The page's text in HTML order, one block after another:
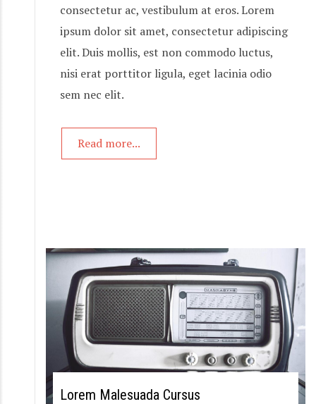
consectetur ac, vestibulum at eros. Lorem
ipsum dolor sit amet, consectetur adipiscing
elit. Duis mollis, est non commodo luctus,
nisi erat porttitor ligula, eget lacinia odio
sem nec elit.
Read more...
Lorem Malesuada Cursus